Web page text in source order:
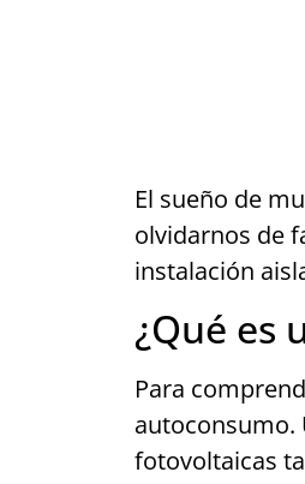
El sueño de
olvidarnos de
instalación
¿Qué es
Para
autoconsumo.
fotovoltaicas